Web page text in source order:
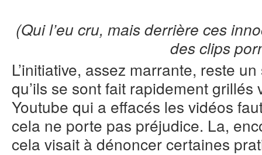
(Qui l’eu cru, mais derrière ces
des clips
L’initiative, assez marrante, reste
qu’ils se sont fait rapidement
Youtube qui a effacés les vidéos
cela ne porte pas préjudice. La,
cela visait à dénoncer certaines